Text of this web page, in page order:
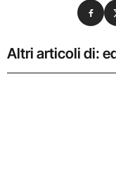
Altri articoli di: